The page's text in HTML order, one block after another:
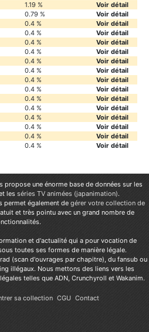
1.19 %
Voir détail
0.79 %
Voir détail
0.4 %
Voir détail
0.4 %
Voir détail
0.4 %
Voir détail
0.4 %
Voir détail
0.4 %
Voir détail
0.4 %
Voir détail
0.4 %
Voir détail
0.4 %
Voir détail
0.4 %
Voir détail
0.4 %
Voir détail
0.4 %
Voir détail
0.4 %
Voir détail
0.4 %
Voir détail
0.4 % Voir détail
propose une énorme base de données sur les
les séries TV animées (japanimation).
permet également de gérer votre collection de
et très pointu avec un grand nombre de
et d'actualité qui a pour vocation de
toutes ses formes de manière légale.
(scan d'ouvrages par chapitre), du fansub ou
illégaux. Nous mettons des liens vers les
telles que ADN, Crunchyroll et Wakanim.
sa collection CGU Contact